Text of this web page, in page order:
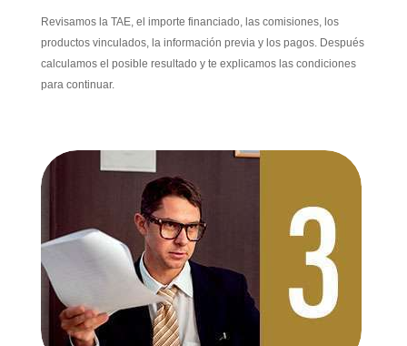
Revisamos la TAE, el importe financiado, las comisiones, los
productos vinculados, la información previa y los pagos. Después
calculamos el posible resultado y te explicamos las condiciones
para continuar.